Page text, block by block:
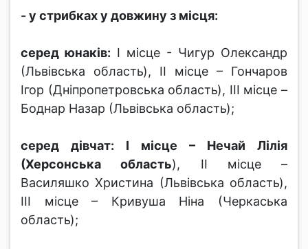
- у стрибках у довжину з місця:
серед юнаків: І місце - Чигур Олександр
(Львівська область), ІІ місце – Гончаров
Ігор (Дніпропетровська область), ІІІ місце –
Боднар Назар (Львівська область);
серед дівчат: І місце – Нечай Лілія
(Херсонська область), ІІ місце –
Василяшко Христина (Львівська область),
ІІІ місце – Кривуша Ніна (Черкаська
область);